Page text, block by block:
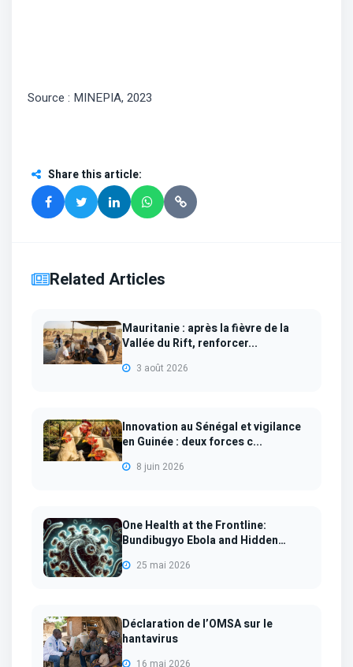
Source : MINEPIA, 2023
Share this article:
Related Articles
Mauritanie : après la fièvre de la
Vallée du Rift, renforcer...
3 août 2026
Innovation au Sénégal et vigilance
en Guinée : deux forces c...
8 juin 2026
One Health at the Frontline:
Bundibugyo Ebola and Hidden
25 mai 2026
Déclaration de l’OMSA sur le
hantavirus
16 mai 2026